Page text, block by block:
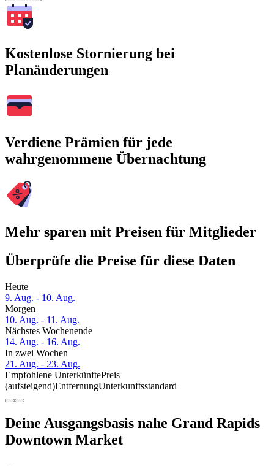
Kostenlose Stornierung bei
Planänderungen
Verdiene Prämien für jede
wahrgenommene Übernachtung
Mehr sparen mit Preisen für Mitglieder
Überprüfe die Preise für diese Daten
Heute
9. Aug. - 10. Aug.
Morgen
10. Aug. - 11. Aug.
Nächstes Wochenende
14. Aug. - 16. Aug.
In zwei Wochen
21. Aug. - 23. Aug.
Empfohlene UnterkünftePreis
(aufsteigend)EntfernungUnterkunftsstandard
Deine Ausgangsbasis nahe Grand Rapids
Downtown Market